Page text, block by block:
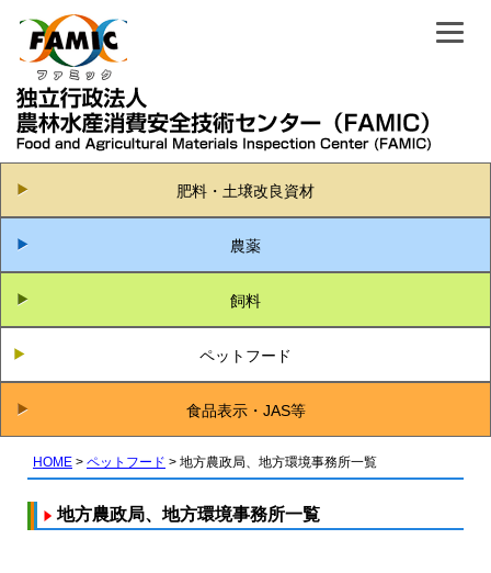
肥料・土壌改良資材
農薬
飼料
ペットフード
食品表示・JAS等
HOME ペットフード 地方農政局、地方環境事務所一覧
地方農政局、地方環境事務所一覧